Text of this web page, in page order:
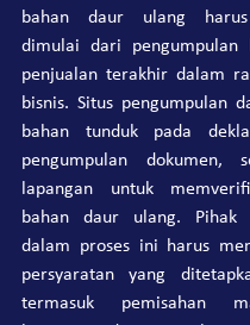
bahan daur ulang harus
dimulai dari pengumpulan
penjualan terakhir dalam
bisnis. Situs pengumpulan
bahan tunduk pada
pengumpulan dokumen,
lapangan untuk
bahan daur ulang​. Pihak
dalam proses ini harus
persyaratan yang
termasuk pemisahan